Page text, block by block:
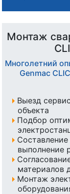
Монтаж
Многолетний
Genmac
Выезд
объекта
Подбор
выполнение
материалов
Монтаж